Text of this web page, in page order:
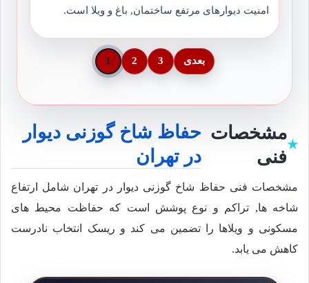
امنیت دیوارهای مرتفع ساختمان, باغ و ویلا است.
1 2 3 بعدی
مشخصات
فنی
حفاظ شاخ گوزنی دیوار
در تهران
مشخصات فنی حفاظ شاخ گوزنی دیوار در تهران شامل ارتفاع
شاخه ها, تراکم و نوع پوشش است که حفاظت محیط های
مسکونی و ویلاها را تضمین می کند و ریسک انتخاب نادرست
کاهش می یابد.